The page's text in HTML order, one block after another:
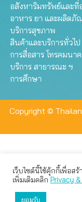
อสังหาริมทรัพย์และที่
อาหาร ยา และผลิตภั
บริการสุขภาพ
สินค้าและบริการทั่วไป
การสื่อสาร โทรคมนา
บริการ สาธารณะ ฯ
การศึกษา
Copyright ©
เว็บไซต์นี้ใช้คุ้กกี้เพื่อ
เพิ่มเติมคลิกPrivacy
ยอมรับ
เว็บไซต์นี้ใช้คุกกี้เพื่อ
สามารถเลือกตั้งค่าคว